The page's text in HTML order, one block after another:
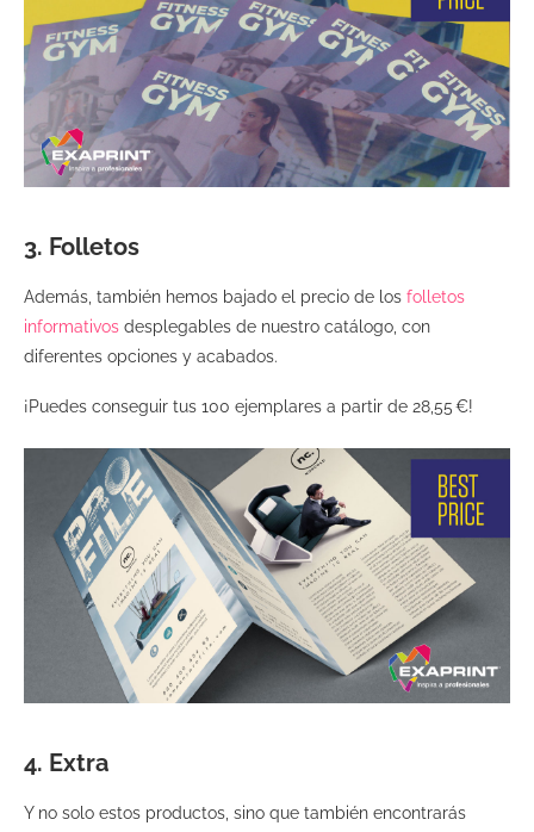
3. Folletos
Además, también hemos bajado el precio de los folletos
informativos desplegables de nuestro catálogo, con
diferentes opciones y acabados.
¡Puedes conseguir tus 100 ejemplares a partir de 28,55 €!
4. Extra
Y no solo estos productos, sino que también encontrarás